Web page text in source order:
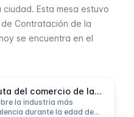
Esta mesa estuvo
Contratación de la
se encuentra en el
Consigue la ruta del comercio de la seda
la industria más
durante la edad de